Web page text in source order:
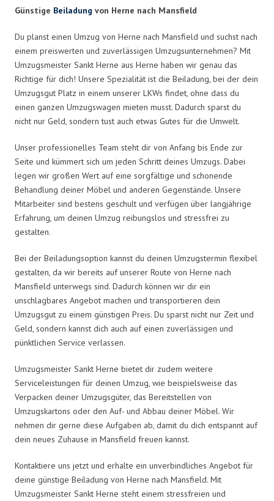
Günstige Beiladung von Herne nach Mansfield
Du planst einen Umzug von Herne nach Mansfield und suchst nach
einem preiswerten und zuverlässigen Umzugsunternehmen? Mit
Umzugsmeister Sankt Herne aus Herne haben wir genau das
Richtige für dich! Unsere Spezialität ist die Beiladung, bei der dein
Umzugsgut Platz in einem unserer LKWs findet, ohne dass du
einen ganzen Umzugswagen mieten musst. Dadurch sparst du
nicht nur Geld, sondern tust auch etwas Gutes für die Umwelt.
Unser professionelles Team steht dir von Anfang bis Ende zur
Seite und kümmert sich um jeden Schritt deines Umzugs. Dabei
legen wir großen Wert auf eine sorgfältige und schonende
Behandlung deiner Möbel und anderen Gegenstände. Unsere
Mitarbeiter sind bestens geschult und verfügen über langjährige
Erfahrung, um deinen Umzug reibungslos und stressfrei zu
gestalten.
Bei der Beiladungsoption kannst du deinen Umzugstermin flexibel
gestalten, da wir bereits auf unserer Route von Herne nach
Mansfield unterwegs sind. Dadurch können wir dir ein
unschlagbares Angebot machen und transportieren dein
Umzugsgut zu einem günstigen Preis. Du sparst nicht nur Zeit und
Geld, sondern kannst dich auch auf einen zuverlässigen und
pünktlichen Service verlassen.
Umzugsmeister Sankt Herne bietet dir zudem weitere
Serviceleistungen für deinen Umzug, wie beispielsweise das
Verpacken deiner Umzugsgüter, das Bereitstellen von
Umzugskartons oder den Auf- und Abbau deiner Möbel. Wir
nehmen dir gerne diese Aufgaben ab, damit du dich entspannt auf
dein neues Zuhause in Mansfield freuen kannst.
Kontaktiere uns jetzt und erhalte ein unverbindliches Angebot für
deine günstige Beiladung von Herne nach Mansfield. Mit
Umzugsmeister Sankt Herne steht einem stressfreien und